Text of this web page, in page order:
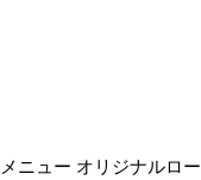
ニュー オリジナルロ